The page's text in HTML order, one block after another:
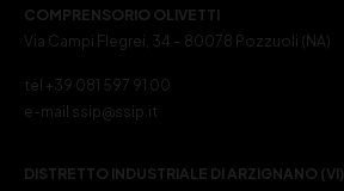
COMPRENSORIO OLIVETTI
Via Campi Flegrei, 34 – 80078 Pozzuoli (NA)
tel +39 081 597 91 00
e-mail ssip@ssip.it
DISTRETTO INDUSTRIALE DI ARZIGNANO (VI)